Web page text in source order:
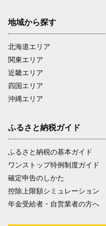
地域から探す
北海道エリア
関東エリア
近畿エリア
四国エリア
沖縄エリア
ふるさと納税ガイド
ふるさと納税の基本ガイド
ワンストップ特例制度ガイド
確定申告のしかた
控除上限額シミュレーション
年金受給者・自営業者の方へ